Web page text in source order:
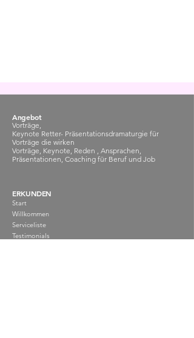
Angebot
Vorträge,
Keynote Retter- Präsentationsdramaturgie für
Vorträge die wirken
Vorträge, Keynote, Reden , Ansprachen,
Präsentationen, Coaching für Beruf und Job
ERKUNDEN
Start
Willkommen
Serviceliste
Testimonials